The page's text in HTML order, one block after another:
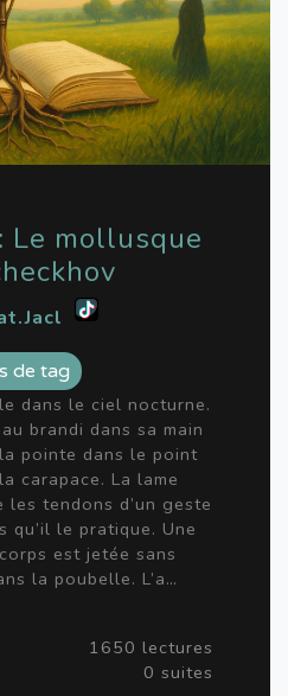
Le mollusque
de tag
dans le ciel nocturne.
brandi dans sa main
pointe dans le point
carapace. La lame
les tendons d’un geste
qu’il le pratique. Une
est jetée sans
la poubelle. L’a…
1650 lectures
0 suites